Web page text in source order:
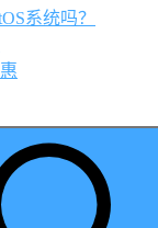
系统吗？